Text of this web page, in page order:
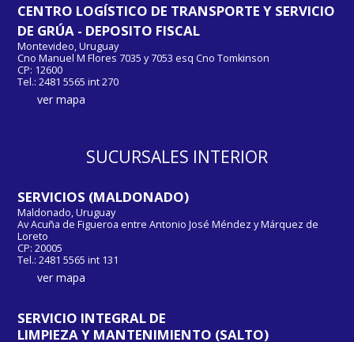
CENTRO LOGÍSTICO DE TRANSPORTE Y SERVICIO
DE GRÚA - DEPOSITO FISCAL
Montevideo, Uruguay
Cno Manuel M Flores 7035 y 7053 esq Cno Tomkinson
CP: 12600
Tel.: 2481 5565 int 270
ver mapa
SUCURSALES INTERIOR
SERVICIOS (MALDONADO)
Maldonado, Uruguay
Av Acuña de Figueroa entre Antonio José Méndez y Márquez de
Loreto
CP: 20005
Tel.: 2481 5565 int 131
ver mapa
SERVICIO INTEGRAL DE
LIMPIEZA Y MANTENIMIENTO (SALTO)